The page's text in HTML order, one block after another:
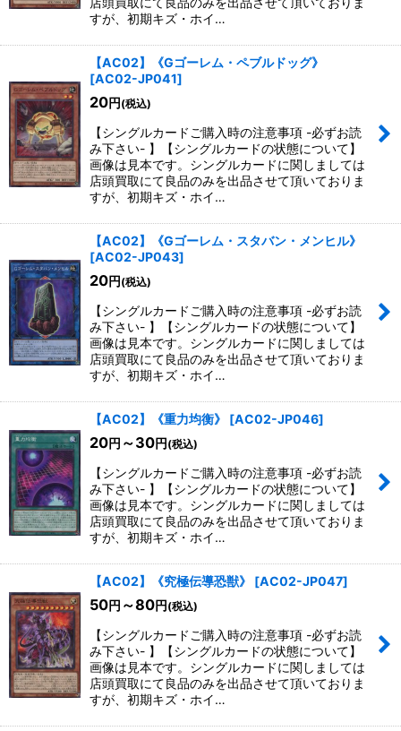
すが、初期キズ・ホイ…
【AC02】《Gゴーレム・ペブルドッグ》
[AC02-JP041]
20円 (税込)
【シングルカードご購入時の注意事項 -必ずお読
み下さい- 】【シングルカードの状態について】
画像は見本です。シングルカードに関しましては
店頭買取にて良品のみを出品させて頂いておりま
すが、初期キズ・ホイ…
【AC02】《Gゴーレム・スタバン・メンヒル》
[AC02-JP043]
20円 (税込)
【シングルカードご購入時の注意事項 -必ずお読
み下さい- 】【シングルカードの状態について】
画像は見本です。シングルカードに関しましては
店頭買取にて良品のみを出品させて頂いておりま
すが、初期キズ・ホイ…
【AC02】《重力均衡》 [AC02-JP046]
20円 ～30円 (税込)
【シングルカードご購入時の注意事項 -必ずお読
み下さい- 】【シングルカードの状態について】
画像は見本です。シングルカードに関しましては
店頭買取にて良品のみを出品させて頂いておりま
すが、初期キズ・ホイ…
【AC02】《究極伝導恐獣》 [AC02-JP047]
50円 ～80円 (税込)
【シングルカードご購入時の注意事項 -必ずお読
み下さい- 】【シングルカードの状態について】
画像は見本です。シングルカードに関しましては
店頭買取にて良品のみを出品させて頂いておりま
すが、初期キズ・ホイ…